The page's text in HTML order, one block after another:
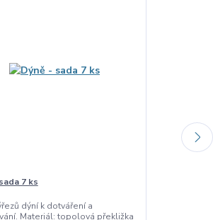
7 ks
dýní k dotváření a
Materiál: topolová překližka